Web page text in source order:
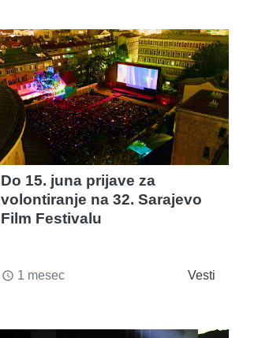
Do 15. juna prijave za
volontiranje na 32. Sarajevo
Film Festivalu
access_time 1 mesec Vesti